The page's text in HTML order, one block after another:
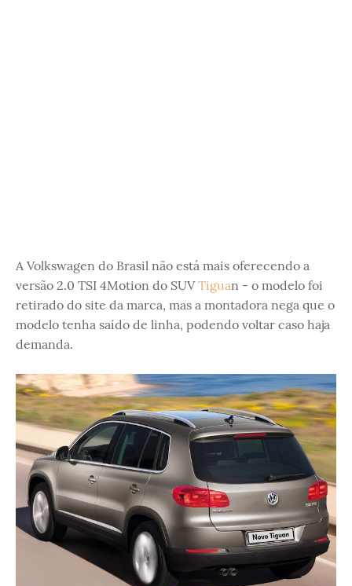
A Volkswagen do Brasil não está mais oferecendo a
versão 2.0 TSI 4Motion do SUVTiguan - o modelo foi
retirado do site da marca, mas a montadora nega que o
modelo tenha saído de linha, podendo voltar caso haja
demanda.